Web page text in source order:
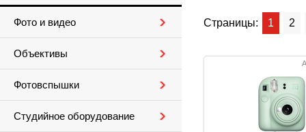
Фото и видео
Объективы
Фотовспышки
Студийное оборудование
Страницы: 1 2